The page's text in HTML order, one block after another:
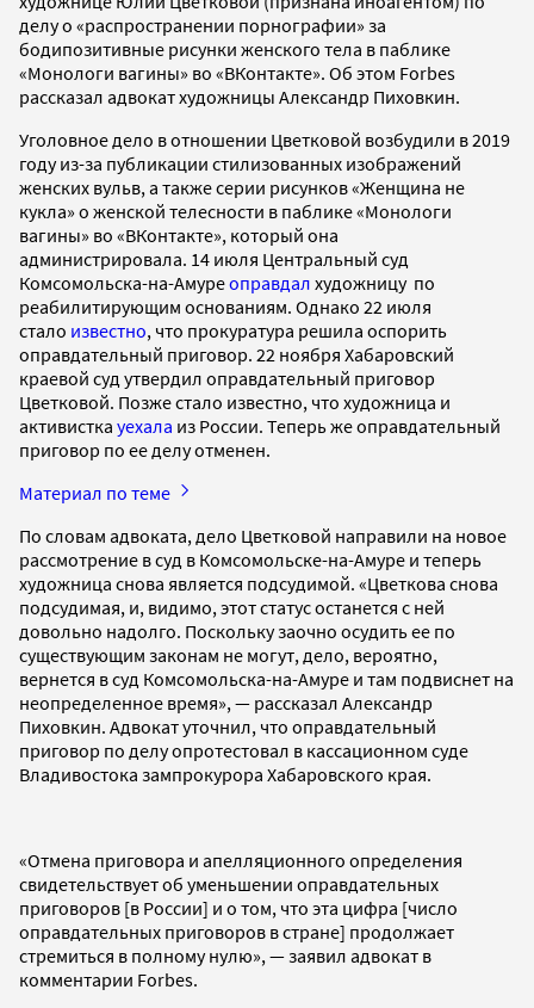
делу о «распространении порнографии» за
бодипозитивные рисунки женского тела в паблике
«Монологи вагины» во «ВКонтакте». Об этом Forbes
рассказал адвокат художницы Александр Пиховкин.
Уголовное дело в отношении Цветковой возбудили в 2019
году из-за публикации стилизованных изображений
женских вульв, а также серии рисунков «Женщина не
кукла» о женской телесности в паблике «Монологи
вагины» во «ВКонтакте», который она
администрировала. 14 июля Центральный суд
Комсомольска-на-Амуреоправдал художницу по
реабилитирующим основаниям. Однако 22 июля
стало известно, что прокуратура решила оспорить
оправдательный приговор. 22 ноября Хабаровский
краевой суд утвердил оправдательный приговор
Цветковой. Позже стало известно, что художница и
активистка уехала из России. Теперь же оправдательный
приговор по ее делу отменен.
Материал по теме
По словам адвоката, дело Цветковой направили на новое
рассмотрение в суд в Комсомольске-на-Амуре и теперь
художница снова является подсудимой. «Цветкова снова
подсудимая, и, видимо, этот статус останется с ней
довольно надолго. Поскольку заочно осудить ее по
существующим законам не могут, дело, вероятно,
вернется в суд Комсомольска-на-Амуре и там подвиснет на
неопределенное время», — рассказал Александр
Пиховкин. Адвокат уточнил, что оправдательный
приговор по делу опротестовал в кассационном суде
Владивостока зампрокурора Хабаровского края.
«Отмена приговора и апелляционного определения
свидетельствует об уменьшении оправдательных
приговоров [в России] и о том, что эта цифра [число
оправдательных приговоров в стране] продолжает
стремиться в полному нулю», — заявил адвокат в
комментарии Forbes.